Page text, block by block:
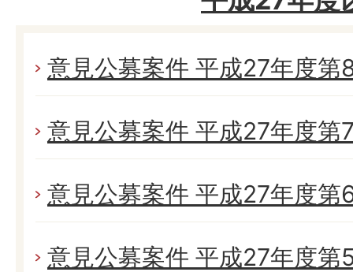
意見公募案件 平成27年度第
意見公募案件 平成27年度第
意見公募案件 平成27年度第
意見公募案件 平成27年度第